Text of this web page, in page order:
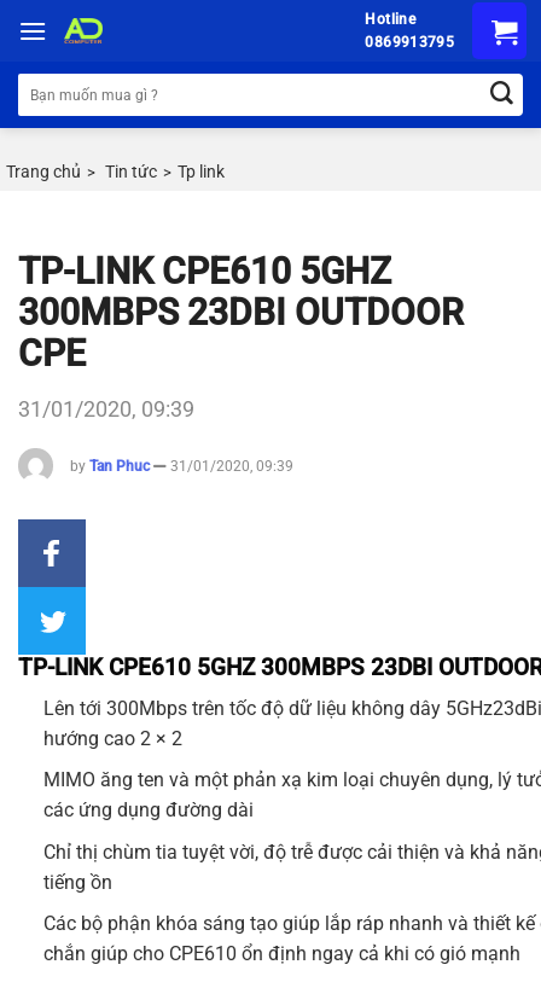
đến
nội
dung
Hotline
0869913795
Tìm
kiếm:
Trang chủ > Tin tức > Tp link
TP-LINK CPE610 5GHZ
300MBPS 23DBI OUTDOOR
CPE
31/01/2020, 09:39
by Tan Phuc 31/01/2020, 09:39
TP-LINK CPE610 5GHZ 300MBPS 23DBI
Lên tới 300Mbps trên tốc độ dữ liệu không dây
hướng cao 2 × 2
MIMO ăng ten và một phản xạ kim loại chuyên dụng, lý
các ứng dụng đường dài
Chỉ thị chùm tia tuyệt vời, độ trễ được cải thiện và khả
tiếng ồn
Các bộ phận khóa sáng tạo giúp lắp ráp nhanh và thiết kế
chắn giúp cho CPE610 ổn định ngay cả khi có gió mạnh